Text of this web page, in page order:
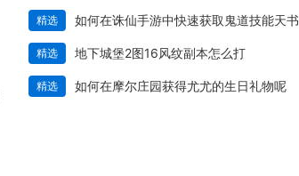
精选 如何在诛仙手游中快速获取鬼道技能天书
精选 地下城堡2图16风纹副本怎么打
精选 如何在摩尔庄园获得尤尤的生日礼物呢